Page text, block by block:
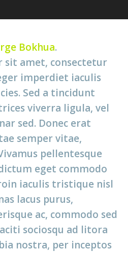
Bokhua.
sit amet, consectetur
imperdiet iaculis
Sed a tincidunt
viverra ligula, vel
sed. Donec erat
semper vitae,
pellentesque
eget commodo
iaculis tristique nisl
lacus purus,
ac, commodo sed
sociosqu ad litora
nostra, per inceptos